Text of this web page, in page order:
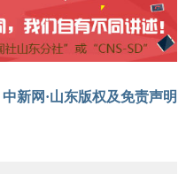
中新网·山东版权及免责声明